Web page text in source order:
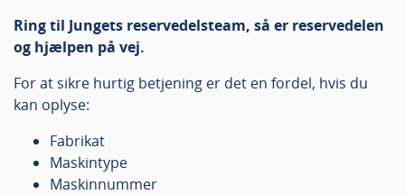
Ring til Jungets reservedelsteam, så er reservedelen
og hjælpen på vej.
For at sikre hurtig betjening er det en fordel, hvis du
kan oplyse:
Fabrikat
Maskintype
Maskinnummer